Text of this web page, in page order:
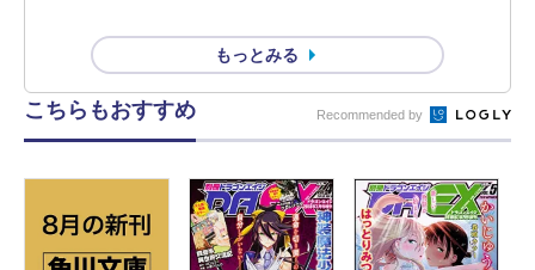
もっとみる
こちらもおすすめ Recommended by